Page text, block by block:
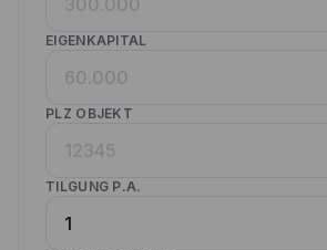
Kontakt
EIGENKAPITAL
PLZ OBJEKT
TILGUNG P.A.